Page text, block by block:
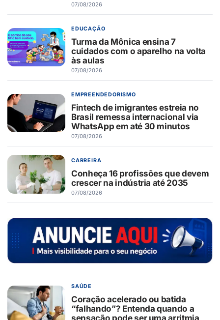
07/08/2026
EDUCAÇÃO
Turma da Mônica ensina 7
cuidados com o aparelho na volta
às aulas
07/08/2026
EMPREENDEDORISMO
Fintech de imigrantes estreia no
Brasil remessa internacional via
WhatsApp em até 30 minutos
07/08/2026
CARREIRA
Conheça 16 profissões que devem
crescer na indústria até 2035
07/08/2026
SAÚDE
Coração acelerado ou batida
“falhando”? Entenda quando a
sensação pode ser uma arritmia